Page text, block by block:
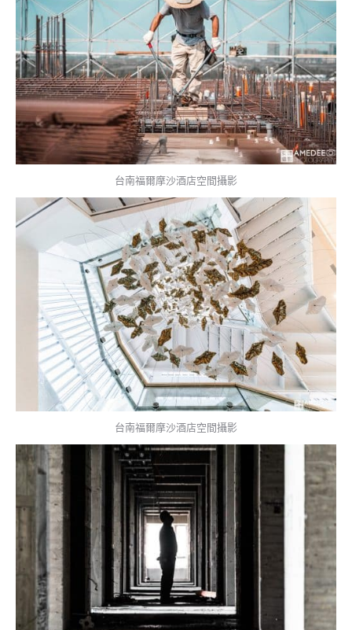
台南福爾摩沙酒店空間攝影
台南福爾摩沙酒店空間攝影